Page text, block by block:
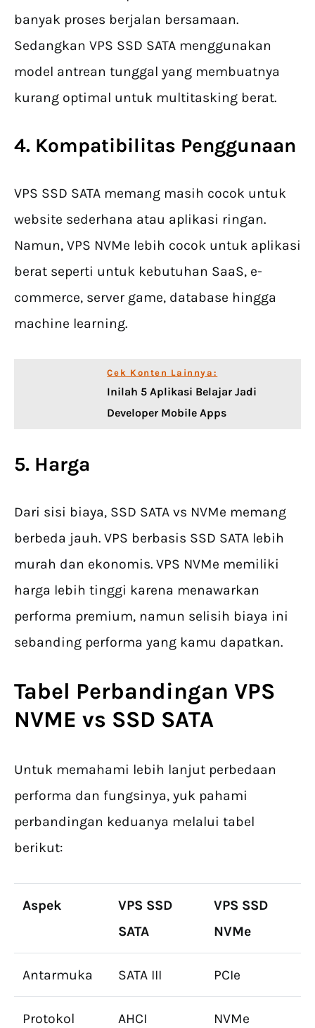
banyak proses berjalan bersamaan.
Sedangkan VPS SSD SATA menggunakan
model antrean tunggal yang membuatnya
kurang optimal untuk multitasking berat.
4. Kompatibilitas Penggunaan
VPS SSD SATA memang masih cocok untuk
website sederhana atau aplikasi ringan.
Namun, VPS NVMe lebih cocok untuk aplikasi
berat seperti untuk kebutuhan SaaS, e-
commerce, server game, database hingga
machine learning.
Cek Konten Lainnya:
Inilah 5 Aplikasi Belajar Jadi
Developer Mobile Apps
5. Harga
Dari sisi biaya, SSD SATA vs NVMe memang
berbeda jauh. VPS berbasis SSD SATA lebih
murah dan ekonomis. VPS NVMe memiliki
harga lebih tinggi karena menawarkan
performa premium, namun selisih biaya ini
sebanding performa yang kamu dapatkan.
Tabel Perbandingan VPS
NVME vs SSD SATA
Untuk memahami lebih lanjut perbedaan
performa dan fungsinya, yuk pahami
perbandingan keduanya melalui tabel
berikut:
Aspek
VPS SSD
SATA
VPS SSD
NVMe
Antarmuka SATA III PCIe
Protokol AHCI NVMe